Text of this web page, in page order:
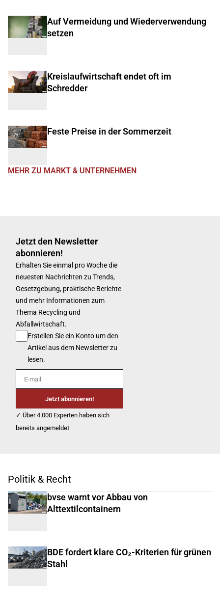
Auf Vermeidung und Wiederverwendung
setzen
Kreislaufwirtschaft endet oft im
Schredder
Feste Preise in der Sommerzeit
MEHR ZU MARKT & UNTERNEHMEN
Jetzt den Newsletter
abonnieren!
Erhalten Sie einmal pro Woche die
neuesten Nachrichten zu Trends,
Gesetzgebung, praktische Berichte
und mehr Informationen zum
Thema Recycling und
Abfallwirtschaft.
Erstellen Sie ein Konto um den
Artikel aus dem Newsletter zu
lesen.
E-mail
Jetzt abonnieren!
✓ Über 4.000 Experten haben sich
bereits angemeldet
Politik & Recht
bvse warnt vor Abbau von
Alttextilcontainern
BDE fordert klare CO₂-Kriterien für grünen
Stahl